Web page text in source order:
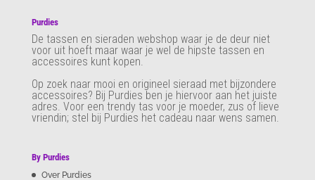
Purdies
De tassen en sieraden webshop waar je de deur niet
voor uit hoeft maar waar je wel de hipste tassen en
accessoires kunt kopen.
Op zoek naar mooi en origineel sieraad met bijzondere
accessoires? Bij Purdies ben je hiervoor aan het juiste
adres. Voor een trendy tas voor je moeder, zus of lieve
vriendin; stel bij Purdies het cadeau naar wens samen.
By Purdies
Over Purdies